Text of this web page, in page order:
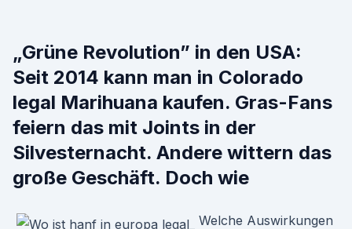
„Grüne Revolution” in den USA:
Seit 2014 kann man in Colorado
legal Marihuana kaufen. Gras-Fans
feiern das mit Joints in der
Silvesternacht. Andere wittern das
große Geschäft. Doch wie
Welche Auswirkungen